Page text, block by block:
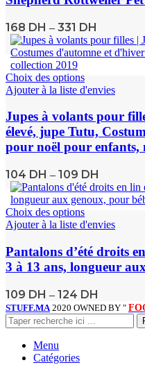
168 DH – 331 DH
Choix des options
Ajouter à la liste d'envies
Jupes à volants pour
élevé, jupe Tutu,
pour noël pour enfants,
104 DH – 109 DH
Choix des options
Ajouter à la liste d'envies
Pantalons d’été droits
3 à 13 ans, longueur
109 DH – 124 DH
STUFF.MA 2020 OWNED BY "
Menu
Catégories